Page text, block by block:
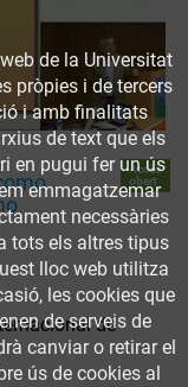
Accés
obert
de
de la Universitat
pròpies i de tercers
i amb finalitats
de text que els
en pugui fer un ús
emmagatzemar
necessàries
tots els altres tipus
lloc web utilitza
les cookies que
de serveis de
canviar o retirar el
ús de cookies al